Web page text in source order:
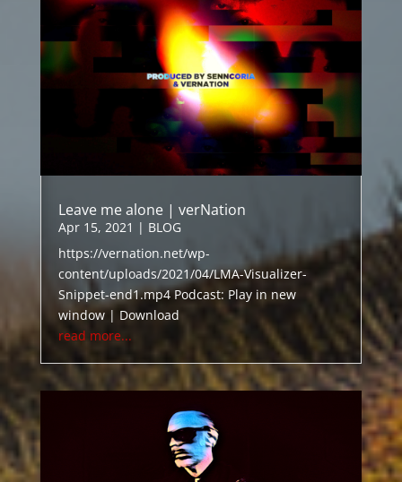
Leave me alone | verNation
Apr 15, 2021 | BLOG
https://vernation.net/wp-
content/uploads/2021/04/LMA-Visualizer-
Snippet-end1.mp4 Podcast: Play in new
window | Download
read more...